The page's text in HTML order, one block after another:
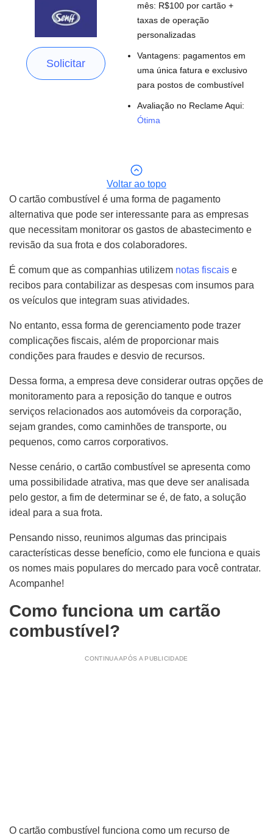
Solicitar
mês: R$100 por cartão +
taxas de operação
personalizadas
Vantagens: pagamentos em
uma única fatura e exclusivo
para postos de combustível
Avaliação no Reclame Aqui:
Ótima
Voltar ao topo
O cartão combustível é uma forma de pagamento
alternativa que pode ser interessante para as empresas
que necessitam monitorar os gastos de abastecimento e
revisão da sua frota e dos colaboradores.
É comum que as companhias utilizem notas fiscais e
recibos para contabilizar as despesas com insumos para
os veículos que integram suas atividades.
No entanto, essa forma de gerenciamento pode trazer
complicações fiscais, além de proporcionar mais
condições para fraudes e desvio de recursos.
Dessa forma, a empresa deve considerar outras opções de
monitoramento para a reposição do tanque e outros
serviços relacionados aos automóveis da corporação,
sejam grandes, como caminhões de transporte, ou
pequenos, como carros corporativos.
Nesse cenário, o cartão combustível se apresenta como
uma possibilidade atrativa, mas que deve ser analisada
pelo gestor, a fim de determinar se é, de fato, a solução
ideal para a sua frota.
Pensando nisso, reunimos algumas das principais
características desse benefício, como ele funciona e quais
os nomes mais populares do mercado para você contratar.
Acompanhe!
Como funciona um cartão
combustível?
CONTINUA APÓS A PUBLICIDADE
O cartão combustível funciona como um recurso de